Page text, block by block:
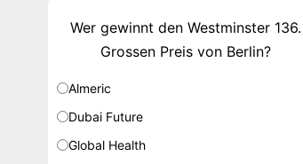
Wer gewinnt den Westminster 136.
Grossen Preis von Berlin?
Almeric
Dubai Future
Global Health